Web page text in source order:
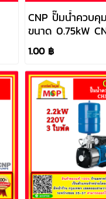
CNP ปั๊มน้ำควบคุ
ขนาด 0.75kW
CHME3-4 (220V)
1.00 ฿